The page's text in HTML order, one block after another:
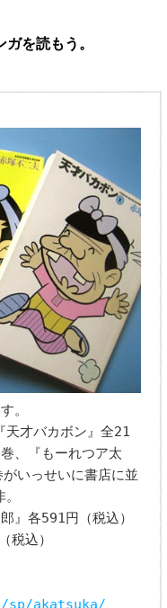
を読もう。
。
才バカボン』全21
、『もーれつア太
いっせいに書店に並
』各591円（税込）
税込）
sp/akatsuka/